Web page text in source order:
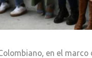
en el marco